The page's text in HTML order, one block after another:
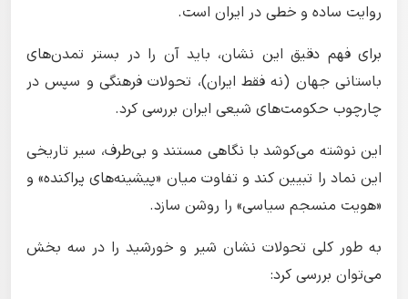
روایت ساده و خطی در ایران است.
برای فهم دقیق این نشان، باید آن را در بستر تمدن‌های
باستانی جهان (نه فقط ایران)، تحولات فرهنگی و سپس در
چارچوب حکومت‌های شیعی ایران بررسی کرد.
این نوشته می‌کوشد با نگاهی مستند و بی‌طرف، سیر تاریخی
این نماد را تبیین کند و تفاوت میان «پیشینه‌های پراکنده» و
«هویت منسجم سیاسی» را روشن سازد.
به طور کلی تحولات نشان شیر و خورشید را در سه بخش
می‌توان بررسی کرد: